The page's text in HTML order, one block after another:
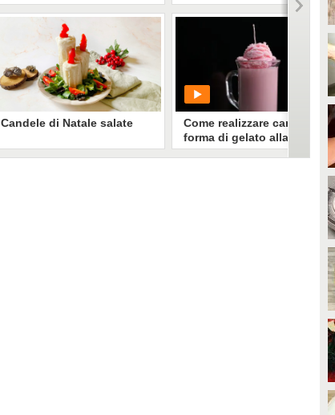
profumata
12404• diCose di Casa
Candele di Natale salate
Le candele di Natale salate sono
Le candele dolci di Natale sono un
dessert goloso, ideale anche come
centrotavola natalizio: cilindri di
pasta frolla, farciti con crema
pasticciera, ricoperti con il
cioccolato bianco e la granella di
nocciole e sormontati da una
fiamma di caramello.
Come realizzare candele a
forma di gelato alla fragola
e caffè con panna!